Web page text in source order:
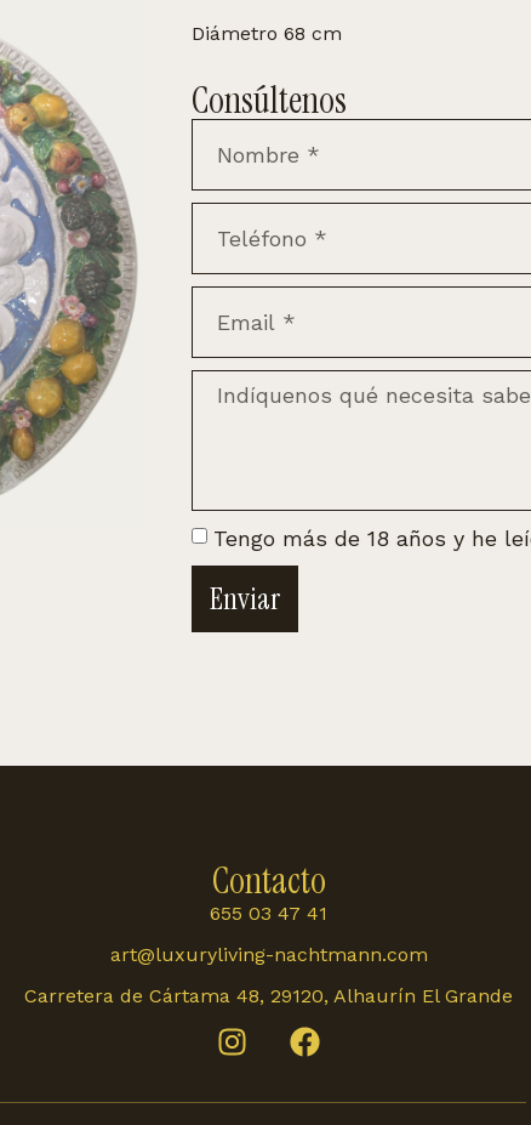
Diámetro 68 cm
Consúltenos
Tengo más de 18 años y he
Enviar
Contacto
655 03 47 41
art@luxuryliving-nachtmann.com
Carretera de Cártama 48, 29120, Alhaurín El Grande